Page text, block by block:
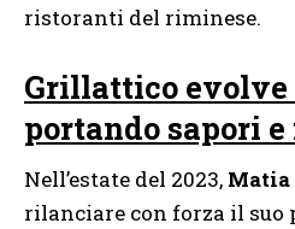
ristoranti del riminese.
Grillattico evolve
portando sapori
Nell’estate del 2023, Matia
rilanciare con forza il suo